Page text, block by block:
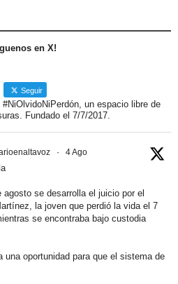
en X!
Seguir
un espacio libre de
Fundado el 7/7/2017.
· 4 Ago
se desarrolla el juicio por el
la joven que perdió la vida el 7
se encontraba bajo custodia
una oportunidad para que el sistema de